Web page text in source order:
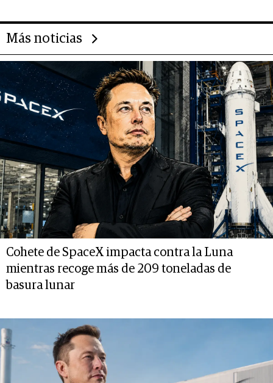
Más noticias
Cohete de SpaceX impacta contra la Luna
mientras recoge más de 209 toneladas de
basura lunar